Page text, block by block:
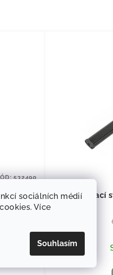
sociálních médií
Více
Souhlasím
532490
Skládací